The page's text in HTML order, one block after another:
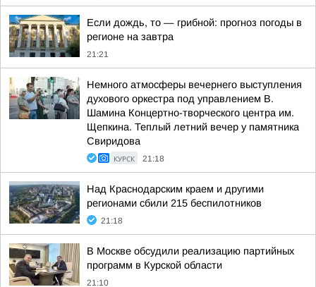
Если дождь, то — грибной: прогноз погоды в
регионе на завтра
21:21
Немного атмосферы вечернего выступления
духового оркестра под управлением В.
Шамина Концертно-творческого центра им.
Щепкина. Теплый летний вечер у памятника
Свиридова
КУРСК 21:18
Над Краснодарским краем и другими
регионами сбили 215 беспилотников
21:18
В Москве обсудили реализацию партийных
программ в Курской области
21:10